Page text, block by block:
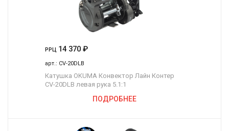
РРЦ 14 370 ₽
арт.: CV-20DLB
Катушка OKUMA Конвектор Лайн Контер
CV-20DLB левая рука 5.1:1
ПОДРОБНЕЕ